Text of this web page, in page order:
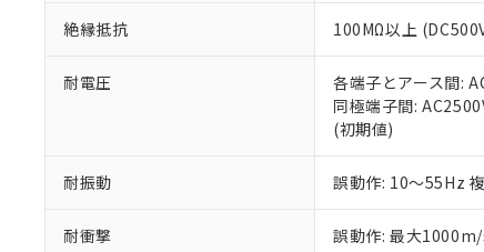
絶縁抵抗 100MΩ以上
耐電圧
各端子とアース間:
同極端子間:
(初期値)
耐振動 誤動作: 10～55Hz
耐衝撃 誤動作: 最大
既に当社にて対
り割愛しており